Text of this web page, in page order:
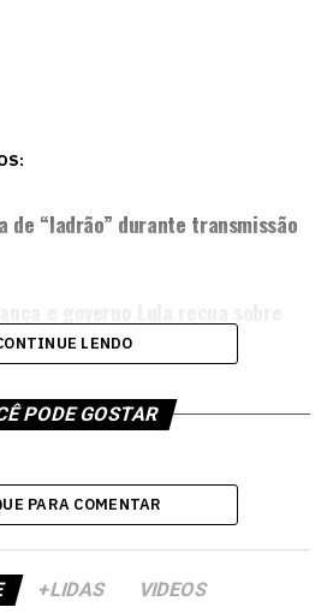
de “ladrão” durante transmissão
PF que atuam no STF
LENDO
PODE GOSTAR
PARA COMENTAR
+LIDAS VIDEOS